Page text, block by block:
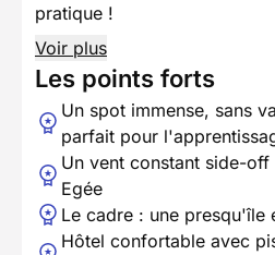
pratique !
Voir plus
Les points forts
Un spot immense, sans
parfait pour
Un vent constant side-
Egée
Le cadre : une presqu'île
Hôtel confortable avec